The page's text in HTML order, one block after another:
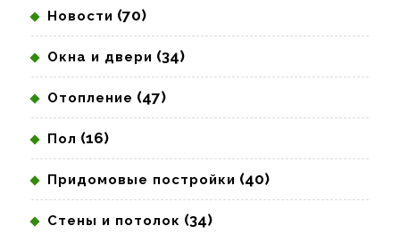
Новости (70)
Окна и двери (34)
Отопление (47)
Пол (16)
Придомовые постройки (40)
Стены и потолок (34)